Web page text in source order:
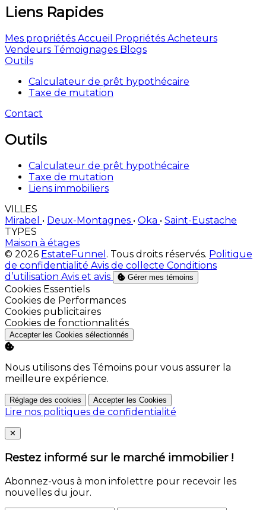
Liens Rapides
Mes propriétés Accueil Propriétés Acheteurs
Vendeurs Témoignages Blogs
Outils
Calculateur de prêt hypothécaire
Taxe de mutation
Contact
Outils
Calculateur de prêt hypothécaire
Taxe de mutation
Liens immobiliers
VILLES
Mirabel • Deux-Montagnes • Oka • Saint-Eustache
TYPES
Maison à étages
© 2026 EstateFunnel . Tous droits réservés. Politique
de confidentialité Avis de collecte Conditions
d’utilisation Avis et avis Gérer mes témoins
Activer
Cookies Essentiels
Activer
Cookies de Performances
Activer
Cookies publicitaires
Activer
Cookies de fonctionnalités
Accepter les Cookies sélectionnés
Nous utilisons des Témoins pour vous assurer la
meilleure expérience.
Réglage des cookies Accepter les Cookies
Lire nos politiques de confidentialité
Close
✕
Restez informé sur le marché immobilier !
Abonnez-vous à mon infolettre pour recevoir les
nouvelles du jour.